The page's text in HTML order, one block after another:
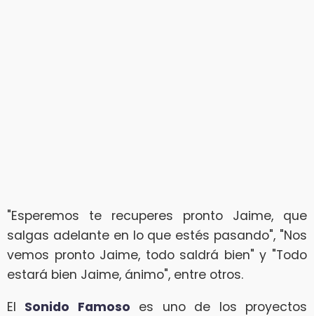
"Esperemos te recuperes pronto Jaime, que
salgas adelante en lo que estés pasando", "Nos
vemos pronto Jaime, todo saldrá bien" y "Todo
estará bien Jaime, ánimo", entre otros.
El Sonido Famoso es uno de los proyectos